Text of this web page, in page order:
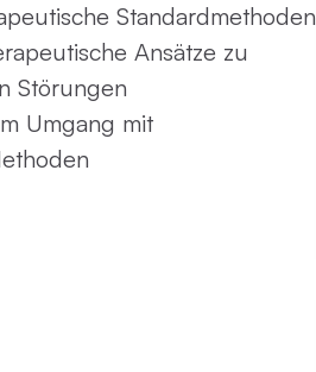
Standardmethoden
Ansätze zu
Störungen
Umgang mit